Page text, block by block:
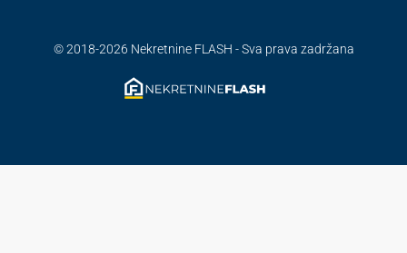
© 2018-2026 Nekretnine FLASH - Sva prava zadržana